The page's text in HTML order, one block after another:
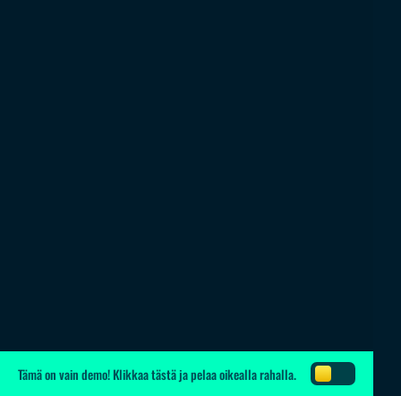
Tämä on vain demo!Klikkaa tästäja pelaa oikealla rahalla.